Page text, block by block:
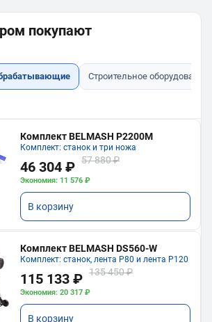
покупают
Строительное оборудование
Комплект BELMASH P2200M
Комплект: станок и три ножа
46 304 ₽ 57 880 ₽
Экономия: 11 576 ₽
В корзину
Комплект BELMASH DS560-W
Комплект: станок, лента P80 и лента P120
115 133 ₽ 135 450 ₽
Экономия: 20 317 ₽
В корзину